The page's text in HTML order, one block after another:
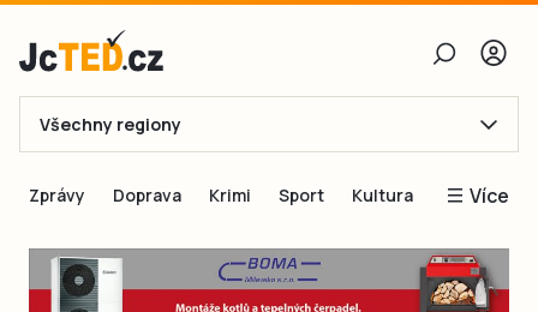
E-mail
Obnovit heslo
Všechny regiony
Zprávy Doprava Krimi Sport Kultura Více
Blogy
Inspirace